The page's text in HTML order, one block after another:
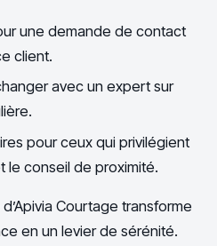
une demande de contact
client.
avec un expert sur
pour ceux qui privilégient
le conseil de proximité.
Courtage transforme
en un levier de sérénité.